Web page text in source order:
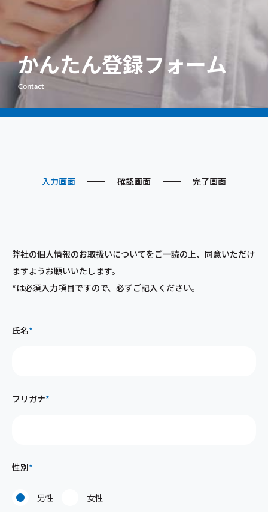
企業向けサービス
求職者向けサービス
お知らせ
キャラクター
法令遵守方針
お問い合わせ
かんたん登録フォーム
Contact
入力画面 確認画面 完了画面
弊社の個人情報のお取扱いについてをご一読の上、同意いただけ
ますようお願いいたします。
*は必須入力項目ですので、必ずご記入ください。
氏名*
フリガナ*
性別*
男性 女性